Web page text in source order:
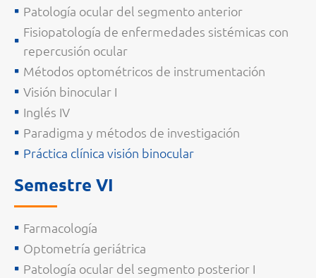
Patología ocular del segmento anterior
Fisiopatología de enfermedades sistémicas con
repercusión ocular
Métodos optométricos de instrumentación
Visión binocular I
Inglés IV
Paradigma y métodos de investigación
Práctica clínica visión binocular
Semestre VI
Farmacología
Optometría geriátrica
Patología ocular del segmento posterior I